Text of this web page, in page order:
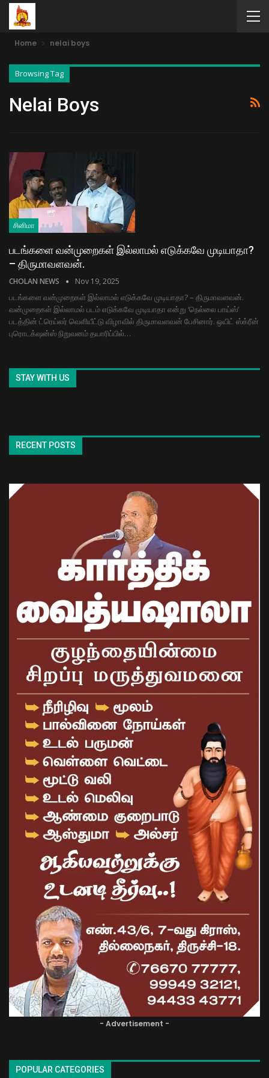
Home nelai boys
Browsing Tag
Nelai Boys
சினிமா
படங்களை வன்முறைகள் இல்லாமல் எடுக்கவே முடியாதா?
– திருமாவளவன்.
CHOLAN NEWS Nov 19, 2025
படங்களை வன்முறைகள் இல்லாமல் எடுக்கவே முடியாதா? – திருமாவளவன்.
வன்முறைகள் இல்லாமல் படம் எடுக்கவே முடியாதா என்று ‘நெல்லை பாய்ஸ்’
படத்தின் ட்ரெய்லர் வெளியீட்டு விழாவில் திருமாவளவன் பேசினார். ஒயிட் ஸ்க்ரீன்
புரொடக்‌ஷன்ஸ் நிறுவனம் தயாரிப்பில்…
STAY WITH US
RECENT POSTS
- Advertisement -
POPULAR CATEGORIES